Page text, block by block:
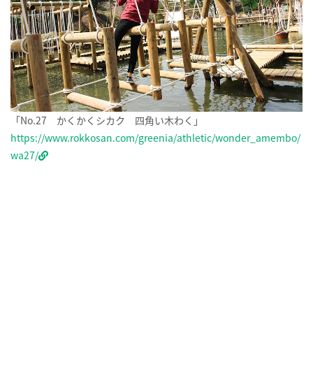
「No.27 かくかくシカク 四角い木わく」
https://www.rokkosan.com/greenia/athletic/wonder_amembo/
wa27/